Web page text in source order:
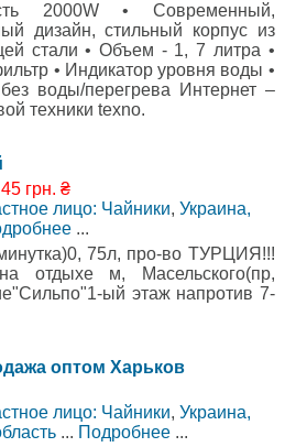
2000W • Современный,
дизайн, стильный корпус из
стали • Объем - 1, 7 литра •
• Индикатор уровня воды •
воды/перегрева Интернет –
техники texno.
грн. ₴
лицо: Чайники, Украина,
...
75л, про-во ТУРЦИЯ!!!
отдыхе м, Масельского(пр,
ый этаж напротив 7-
оптом Харьков
лицо: Чайники, Украина,
... Подробнее ...